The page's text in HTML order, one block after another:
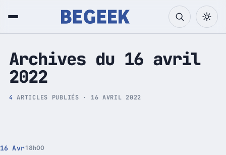
Tech et Pop culture
Archives du 16 avril
2022
4 ARTICLES PUBLIÉS · 16 AVRIL 2022
16 Avr18h00